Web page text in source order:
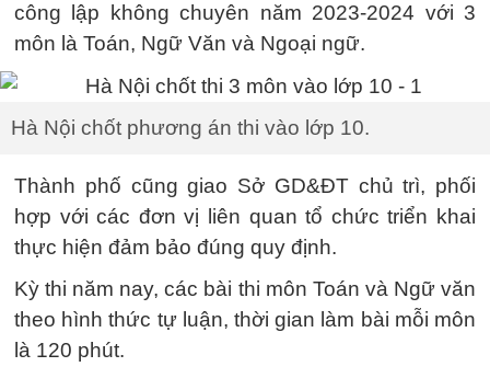
công lập không chuyên năm 2023-2024 với 3
môn là Toán, Ngữ Văn và Ngoại ngữ.
Hà Nội chốt phương án thi vào lớp 10.
Thành phố cũng giao Sở GD&ĐT chủ trì, phối
hợp với các đơn vị liên quan tổ chức triển khai
thực hiện đảm bảo đúng quy định.
Kỳ thi năm nay, các bài thi môn Toán và Ngữ văn
theo hình thức tự luận, thời gian làm bài mỗi môn
là 120 phút.